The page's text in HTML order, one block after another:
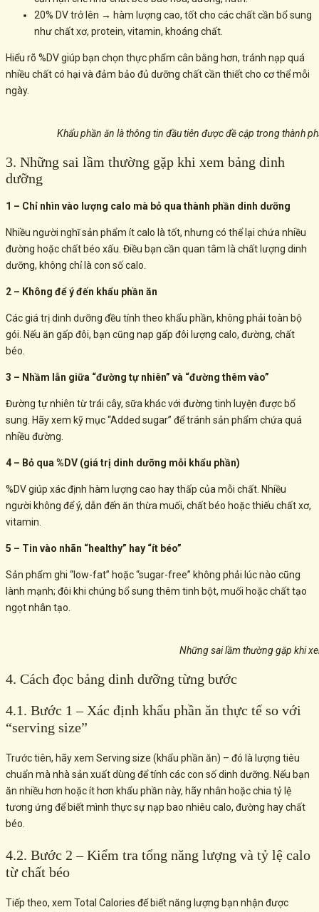
20% DV trở lên → hàm lượng cao, tốt cho các chất cần bổ sung
như chất xơ, protein, vitamin, khoáng chất.
Hiểu rõ %DV giúp bạn chọn thực phẩm cân bằng hơn, tránh nạp quá
nhiều chất có hại và đảm bảo đủ dưỡng chất cần thiết cho cơ thể mỗi
ngày.
Khẩu phần ăn là thông tin đầu tiên được đề cập trong thành
3. Những sai lầm thường gặp khi xem bảng dinh
dưỡng
1 – Chỉ nhìn vào lượng calo mà bỏ qua thành phần dinh dưỡng
Nhiều người nghĩ sản phẩm ít calo là tốt, nhưng có thể lại chứa nhiều
đường hoặc chất béo xấu. Điều bạn cần quan tâm là chất lượng dinh
dưỡng, không chỉ là con số calo.
2 – Không để ý đến khẩu phần ăn
Các giá trị dinh dưỡng đều tính theo khẩu phần, không phải toàn bộ
gói. Nếu ăn gấp đôi, bạn cũng nạp gấp đôi lượng calo, đường, chất
béo.
3 – Nhầm lẫn giữa “đường tự nhiên” và “đường thêm vào”
Đường tự nhiên từ trái cây, sữa khác với đường tinh luyện được bổ
sung. Hãy xem kỹ mục “Added sugar” để tránh sản phẩm chứa quá
nhiều đường.
4 – Bỏ qua %DV (giá trị dinh dưỡng mỗi khẩu phần)
%DV giúp xác định hàm lượng cao hay thấp của mỗi chất. Nhiều
người không để ý, dẫn đến ăn thừa muối, chất béo hoặc thiếu chất xơ,
vitamin.
5 – Tin vào nhãn “healthy” hay “ít béo”
Sản phẩm ghi “low-fat” hoặc “sugar-free” không phải lúc nào cũng
lành mạnh; đôi khi chúng bổ sung thêm tinh bột, muối hoặc chất tạo
ngọt nhân tạo.
Những sai lầm thường gặp khi
4. Cách đọc bảng dinh dưỡng từng bước
4.1. Bước 1 – Xác định khẩu phần ăn thực tế so với
“serving size”
Trước tiên, hãy xem Serving size (khẩu phần ăn) – đó là lượng tiêu
chuẩn mà nhà sản xuất dùng để tính các con số dinh dưỡng. Nếu bạn
ăn nhiều hơn hoặc ít hơn khẩu phần này, hãy nhân hoặc chia tỷ lệ
tương ứng để biết mình thực sự nạp bao nhiêu calo, đường hay chất
béo.
4.2. Bước 2 – Kiểm tra tổng năng lượng và tỷ lệ calo
từ chất béo
Tiếp theo, xem Total Calories để biết năng lượng bạn nhận được